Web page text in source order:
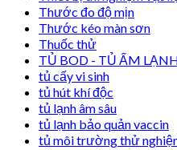
Thước đo độ mịn
Thước kéo màn sơn
Thuốc thử
TỦ BOD - TỦ ẤM
tủ cấy vi sinh
tủ hút khí độc
tủ lạnh âm sâu
tủ lạnh bảo quản vaccin
tủ môi trường thử